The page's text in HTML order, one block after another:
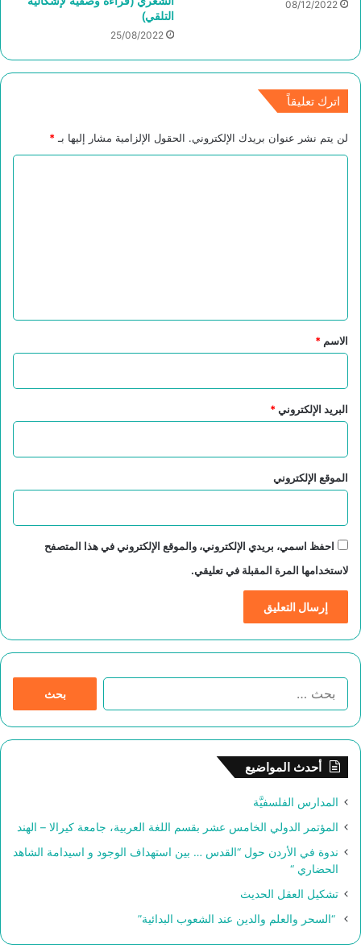
08/12/2022
التلقي)
25/08/2022
اترك تعليقاً
لن يتم نشر عنوان بريدك الإلكتروني. الحقول الإلزامية مشار إليها بـ*
*
الاسم *
البريد الإلكتروني*
الموقع الإلكتروني
احفظ اسمي، بريدي الإلكتروني، والموقع الإلكتروني في هذا المتصفح
لاستخدامها المرة المقبلة في تعليقي.
ح
أحدث المواضيع
المدارس الفلسفيَّة
المؤتمر الدولي الخامس عشر بقسم اللغة العربية، جامعة كيرالا – الهند
ندوة في الأردن حول “القدس … بين استهداف الوجود و اسيدامة الشاهد
الحضاري “
تشكيل العقل الحديث
“السحر والعلم والدين عند الشعوب البدائية”